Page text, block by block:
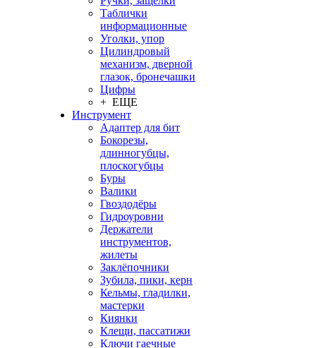
Таблички
информационные
Уголки, упор
Цилиндровый
механизм, дверной
глазок, бронечашки
Цифры
+ ЕЩЕ
Инструмент
Адаптер для бит
Бокорезы,
длинногубцы,
плоскогубцы
Буры
Валики
Гвоздодёры
Гидроуровни
Держатели
инструментов,
жилеты
Заклёпочники
Зубила, пики, керн
Кельмы, гладилки,
мастерки
Киянки
Клещи, пассатижи
Ключи гаечные